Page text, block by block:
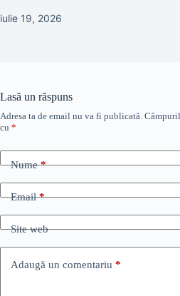
iulie 19, 2026
Lasă un răspuns
Adresa ta de email nu va fi publicată.
cu *
Nume*
Email*
Site web
Adaugă un comentariu *